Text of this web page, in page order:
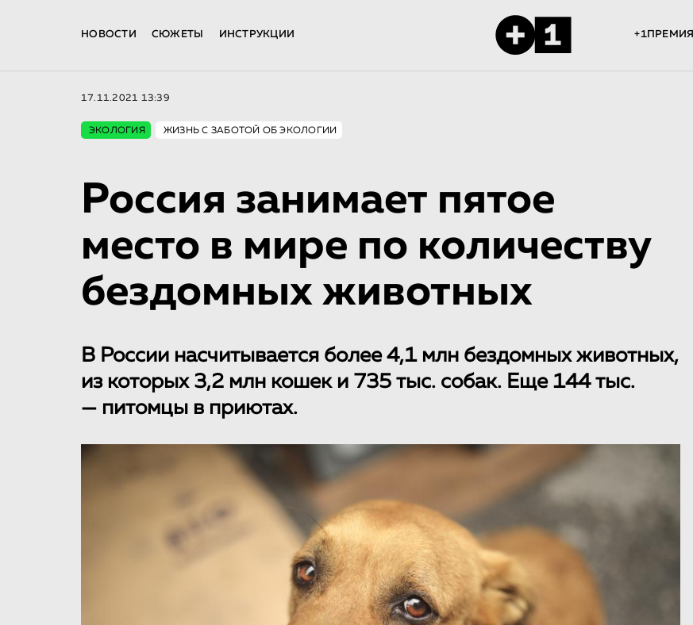
НОВОСТИ СЮЖЕТЫ ИНСТРУКЦИИ +1ПРЕМИЯ
17.11.2021 13:39
ЭКОЛОГИЯ ЖИЗНЬ С ЗАБОТОЙ ОБ ЭКОЛОГИИ
Россия занимает пятое
место в мире по количеству
бездомных животных
В России насчитывается более 4,1 млн бездомных животных,
из которых 3,2 млн кошек и 735 тыс. собак. Еще 144 тыс.
— питомцы в приютах.